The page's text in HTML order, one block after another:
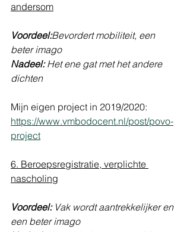
andersom
Voordeel:Bevordert mobiliteit, een
beter imago
Nadeel: Het ene gat met het andere
dichten
Mijn eigen project in 2019/2020:
https://www.vmbodocent.nl/post/povo-
project
6. Beroepsregistratie, verplichte
nascholing
Voordeel: Vak wordt aantrekkelijker en
een beter imago